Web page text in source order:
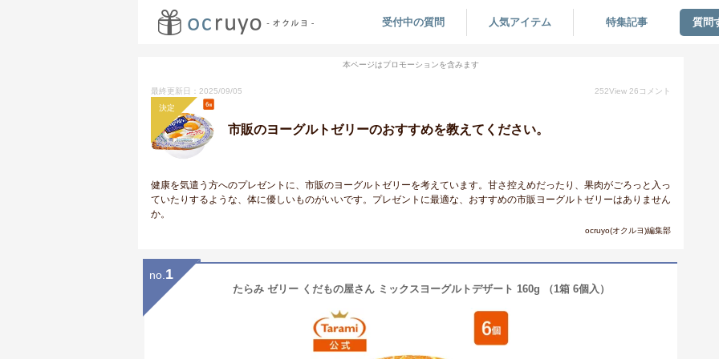
受付中の質問 人気アイテム 特集記事 質問
本ページはプロモーションを含みます
最終更新日：2025/09/05 252View 26 コメント
決定
市販のヨーグルトゼリーのおすすめを教えてください。
健康を気遣う方へのプレゼントに、市販のヨーグルトゼリーを考えています。甘さ控えめだったり、果肉がごろっと入っ
ていたりするような、体に優しいものがいいです。プレゼントに最適な、おすすめの市販ヨーグルトゼリーはありません
か。
ocruyo(オクルヨ)編集部
no. 1
たらみ ゼリー くだもの屋さん ミックスヨーグルトデザート 160g （1箱 6個入）